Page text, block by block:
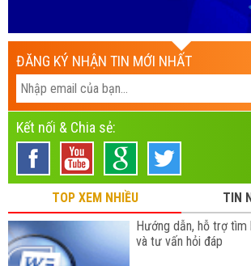
ĐĂNG KÝ NHẬN TIN MỚI NHẤT
Kết nối & Chia sẻ:
TOP XEM NHIỀU
TIN
Hướng dẫn, hỗ trợ
và tư vấn hỏi đáp